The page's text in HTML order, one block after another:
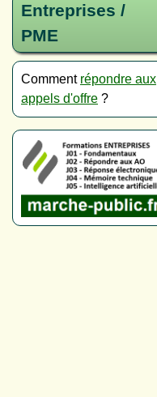
Entreprises /
PME
Comment répondre aux
appels d'offre ?